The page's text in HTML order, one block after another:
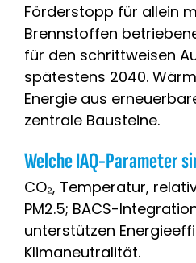
Förderstopp für allein
Brennstoffen
für den schrittweisen
spätestens 2040.
Energie aus
zentrale Bausteine.
Welche IAQ-Parameter
CO₂, Temperatur,
PM2.5; BACS-
unterstützen
Klimaneutralität.